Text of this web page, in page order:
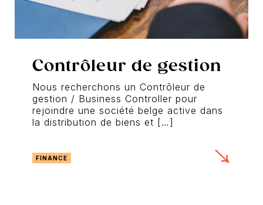
Contrôleur de gestion
Nous recherchons un Contrôleur de
gestion / Business Controller pour
rejoindre une société belge active dans
la distribution de biens et […]
FINANCE